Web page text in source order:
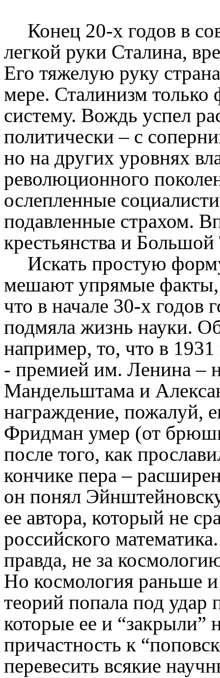
Конец 20-х годов в
легкой руки Сталина,
Его тяжелую руку
мере. Сталинизм только
систему. Вождь успел
политически – с
но на других уровнях
революционного
ослепленные
подавленные страхом.
крестьянства и
Искать простую
мешают упрямые факты,
что в начале 30-х годов
подмяла жизнь науки.
например, то, что в
- премией им. Ленина –
Мандельштама и
награждение, пожалуй,
Фридман умер (от
после того, как
кончике пера –
он понял
ее автора, который не
российского
правда, не за
Но космология раньше
теорий попала под
которые ее и “закрыли”
причастность к
перевесить всякие